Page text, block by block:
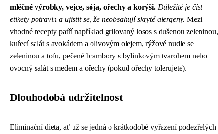
mléčné výrobky, vejce, sója, ořechy a korýši. Důležité je číst
etikety potravin a ujistit se, že neobsahují skryté alergeny. Mezi
vhodné recepty patří například grilovaný losos s dušenou zeleninou,
kuřecí salát s avokádem a olivovým olejem, rýžové nudle se
zeleninou a tofu, pečené brambory s bylinkovým tvarohem nebo
ovocný salát s medem a ořechy (pokud ořechy tolerujete).
Dlouhodobá udržitelnost
Eliminační dieta, ať už se jedná o krátkodobé vyřazení podezřelých